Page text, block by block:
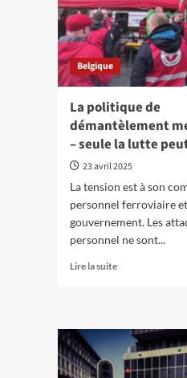
Belgique
La politique de
démantèlement
– seule la lutte
23 avril 2025
La tension est à son
personnel ferroviaire
gouvernement. Les
personnel ne sont...
Lire la suiteEn
politique
de
démantèlement